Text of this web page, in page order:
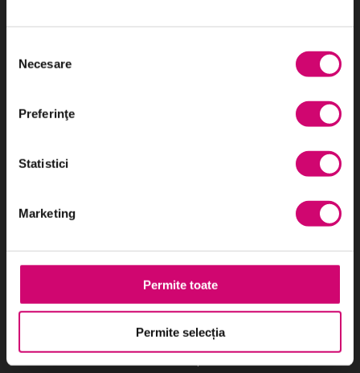
consimțământului
Necesare
Preferinţe
Statistici
Marketing
Permite toate
Permite selecția
Cel mai eficient sistem de e-learning utilizat în România:
sunt în spatele acestor produse tehnologice.
Categorii de Cursuri
Comunicare
Dezvoltare Personală și Profesională